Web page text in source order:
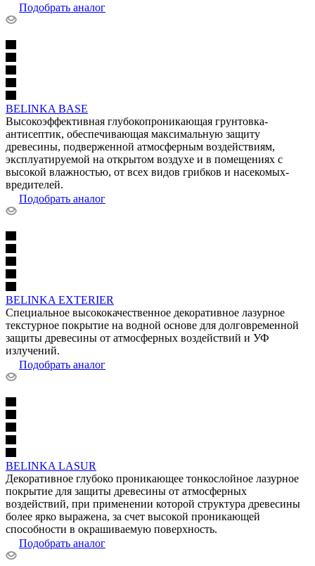
Подобрать аналог
BELINKA BASE
Высокоэффективная глубокопроникающая грунтовка-
антисептик, обеспечивающая максимальную защиту
древесины, подверженной атмосферным воздействиям,
эксплуатируемой на открытом воздухе и в помещениях с
высокой влажностью, от всех видов грибков и насекомых-
вредителей.
Подобрать аналог
BELINKA EXTERIER
Специальное высококачественное декоративное лазурное
текстурное покрытие на водной основе для долговременной
защиты древесины от атмосферных воздействий и УФ
излучений.
Подобрать аналог
BELINKA LASUR
Декоративное глубоко проникающее тонкослойное лазурное
покрытие для защиты древесины от атмосферных
воздействий, при применении которой структура древесины
более ярко выражена, за счет высокой проникающей
способности в окрашиваемую поверхность.
Подобрать аналог